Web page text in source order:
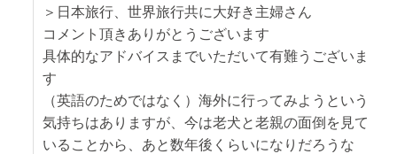
＞日本旅行、世界旅行共に大好き主婦さん
コメント頂きありがとうございます
具体的なアドバイスまでいただいて有難うございま
す
（英語のためではなく）海外に行ってみようという
気持ちはありますが、今は老犬と老親の面倒を見て
いることから、あと数年後くらいになりだろうな